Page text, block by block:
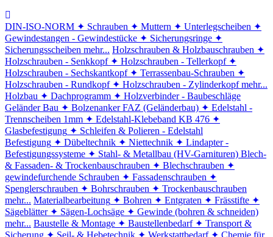
DIN-ISO-NORM ✦ Schrauben ✦ Muttern ✦ Unterlegscheiben ✦
Gewindestangen - Gewindestücke ✦ Sicherungsringe ✦
Sicherungsscheiben mehr... Holzschrauben & Holzbauschrauben ✦
Holzschrauben - Senkkopf ✦ Holzschrauben - Tellerkopf ✦
Holzschrauben - Sechskantkopf ✦ Terrassenbau-Schrauben ✦
Holzschrauben - Rundkopf ✦ Holzschrauben - Zylinderkopf mehr...
Holzbau ✦ Dachprogramm ✦ Holzverbinder - Baubeschläge
Geländer Bau ✦ Bolzenanker FAZ (Geländerbau) ✦ Edelstahl -
Trennscheiben 1mm ✦ Edelstahl-Klebeband KB 476 ✦
Glasbefestigung ✦ Schleifen & Polieren - Edelstahl
Befestigung ✦ Dübeltechnik ✦ Niettechnik ✦ Lindapter -
Befestigungssysteme ✦ Stahl- & Metallbau (HV-Garnituren) Blech-
& Fassaden- & Trockenbauschrauben ✦ Blechschrauben ✦
gewindefurchende Schrauben ✦ Fassadenschrauben ✦
Spenglerschrauben ✦ Bohrschrauben ✦ Trockenbauschrauben
mehr... Materialbearbeitung ✦ Bohren ✦ Entgraten ✦ Frässtifte ✦
Sägeblätter ✦ Sägen-Lochsäge ✦ Gewinde (bohren & schneiden)
mehr... Baustelle & Montage ✦ Baustellenbedarf ✦ Transport &
Sicherung ✦ Seil- & Hebetechnik ✦ Werkstattbedarf ✦ Chemie für